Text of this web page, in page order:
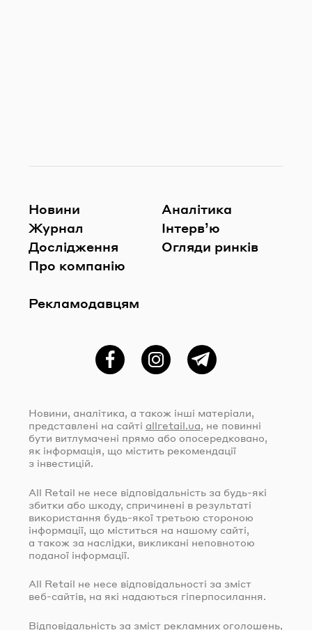
Новини
Журнал
Дослідження
Про компанію
Рекламодавцям
Аналітика
Інтерв’ю
Огляди ринків
ФейсбукInstagramTelegram
Новини, аналітика, а також інші матеріали,
представлені на сайті allretail.ua, не повинні
бути витлумачені прямо або опосередковано,
як інформація, що містить рекомендації
з інвестицій.
All Retail не несе відповідальність за будь-які
збитки або шкоду, спричинені в результаті
використання будь-якої третьою стороною
інформації, що міститься на нашому сайті,
а також за наслідки, викликані неповнотою
поданої інформації.
All Retail не несе відповідальності за зміст
веб-сайтів, на які надаються гіперпосилання.
Відповідальність за зміст рекламних оголошень,